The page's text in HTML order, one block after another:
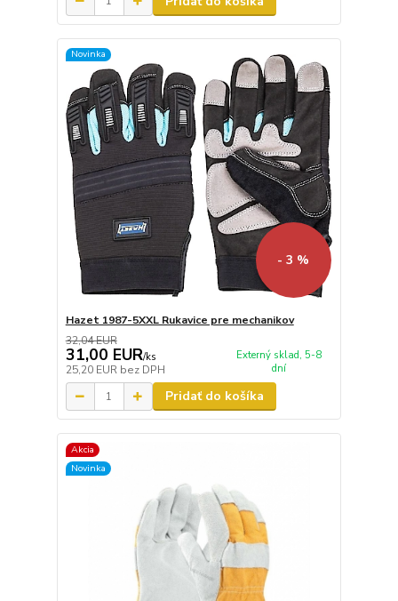
Novinka
- 3 %
Hazet 1987-5XXL Rukavice pre mechanikov
32,04 EUR
31,00 EUR/ks
25,20 EUR bez DPH
Externý sklad, 5-8
dní
Pridať do košíka
Akcia
Novinka